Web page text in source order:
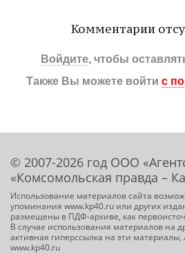
Комментарии
Войдите, чтобы
Также Вы можете войти с
© 2007-2026 год ООО
«Комсомольская правда –
Использование материалов сайта
упоминания www.kp40.ru или других
размещены в ПДФ-архиве, как
В случае использования материалов на
активная гиперссылка на эти
www.kp40.ru